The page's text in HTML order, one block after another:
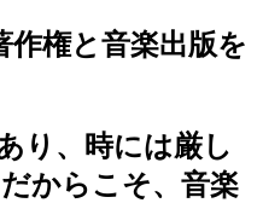
作権と音楽出版を
り、時には厳し
からこそ、音楽